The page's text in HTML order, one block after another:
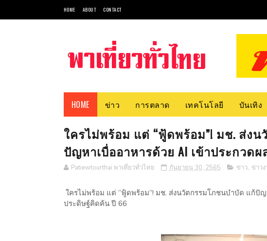
HOME ABOUT CONTACT
HOME ข่าว การตลาด เทคโนโลยี บันเทิง
ใครไม่พร้อม แต่ “ฟู้ดพร้อม”! มช. ส่ง
ปัญหาเบื่ออาหารด้วย AI เข้าประกวด
Patiewtourthai พาเที่ยวทั่วไทย กันยายน 30, 2565 ข่าว, ข่าว
ใครไม่พร้อม แต่ “ฟู้ดพร้อม”! มช. ส่งนวัตกรรมโภชนบำบัด แก้ปัญ
ประดิษฐ์คิดค้น ปี 66